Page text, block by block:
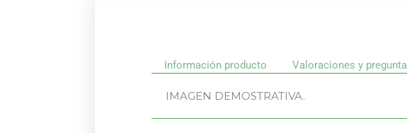
Información producto Valoraciones y
IMAGEN DEMOSTRATIVA.